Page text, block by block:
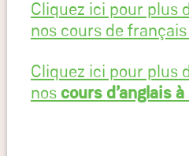
Cliquez ici pour plus
nos cours de français
Cliquez ici pour plus
nos cours d’anglais à